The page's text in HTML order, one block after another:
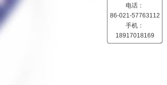
电话：
86-021-57763112
手机：
18917018169